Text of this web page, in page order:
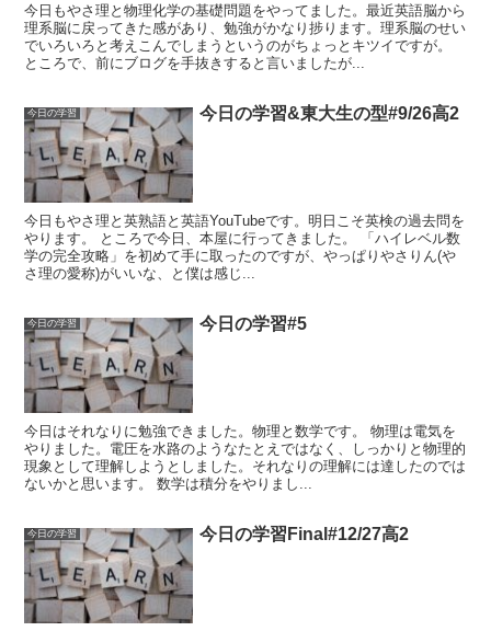
今日もやさ理と物理化学の基礎問題をやってました。最近英語脳から
理系脳に戻ってきた感があり、勉強がかなり捗ります。理系脳のせい
でいろいろと考えこんでしまうというのがちょっとキツイですが。
ところで、前にブログを手抜きすると言いましたが...
今日の学習 今日の学習&東大生の型#9/26高2
今日もやさ理と英熟語と英語YouTubeです。明日こそ英検の過去問を
やります。 ところで今日、本屋に行ってきました。 「ハイレベル数
学の完全攻略」を初めて手に取ったのですが、やっぱりやさりん(や
さ理の愛称)がいいな、と僕は感じ...
今日の学習 今日の学習#5
今日はそれなりに勉強できました。物理と数学です。 物理は電気を
やりました。電圧を水路のようなたとえではなく、しっかりと物理的
現象として理解しようとしました。それなりの理解には達したのでは
ないかと思います。 数学は積分をやりまし...
今日の学習 今日の学習Final#12/27高2